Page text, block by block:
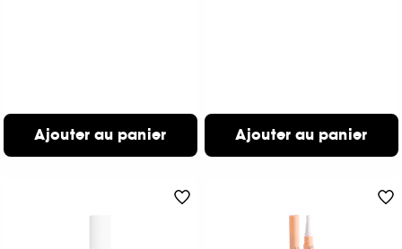
Ajouter au panier Ajouter au panier